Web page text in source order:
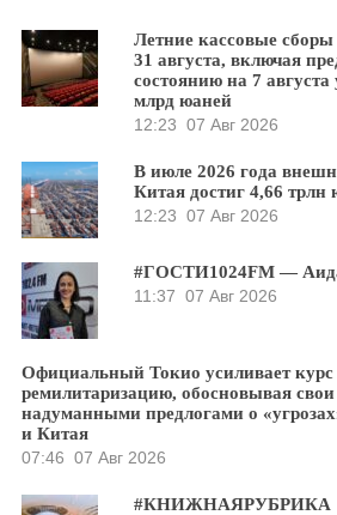
Летние кассовые
31 августа, включая
состоянию на 7
млрд юаней
12:23 07 Авг 2026
В июле 2026 года
Китая достиг 4,66 трлн
12:23 07 Авг 2026
#ГОСТИ1024FM —
11:37 07 Авг 2026
Официальный Токио усиливает курс
ремилитаризацию, обосновывая свои
надуманными предлогами о
и Китая
07:46 07 Авг 2026
#КНИЖНАЯРУБРИКА